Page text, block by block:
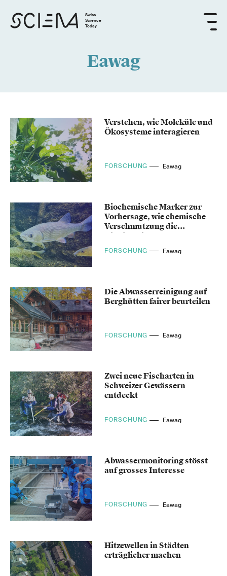
Swiss
Science
Today
Eawag
Verstehen, wie Moleküle und
Ökosysteme interagieren
FORSCHUNG Eawag
Biochemische Marker zur
Vorhersage, wie chemische
Verschmutzung die
Biodiversität gefährdet
FORSCHUNG Eawag
Die Abwasserreinigung auf
Berghütten fairer beurteilen
FORSCHUNG Eawag
Zwei neue Fischarten in
Schweizer Gewässern
entdeckt
FORSCHUNG Eawag
Abwassermonitoring stösst
auf grosses Interesse
FORSCHUNG Eawag
Hitzewellen in Städten
erträglicher machen